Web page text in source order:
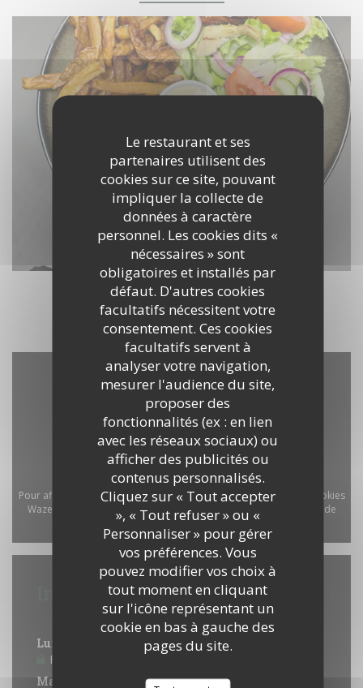
Le restaurant et ses
partenaires utilisent des
cookies sur ce site, pouvant
impliquer la collecte de
données à caractère
personnel. Les cookies dits «
nécessaires » sont
obligatoires et installés par
défaut. D'autres cookies
facultatifs nécessitent votre
consentement. Ces cookies
facultatifs servent à
analyser votre navigation,
mesurer l'audience du site,
proposer des
fonctionnalités (ex : en lien
avec les réseaux sociaux) ou
afficher des publicités ou
contenus personnalisés.
Cliquez sur « Tout accepter
», « Tout refuser » ou «
Personnaliser » pour gérer
vos préférences. Vous
pouvez modifier vos choix à
tout moment en cliquant
sur l'icône représentant un
cookie en bas à gauche des
pages du site.
Pour afficher la carte interactive Waze, vous devez accepter les cookies
Waze Map (Google). Ces cookies peuvent collecter des données de
navigation et de localisation.
Autoriser
Infos pratiques
Horaires
Lundi
Fermé
Mar